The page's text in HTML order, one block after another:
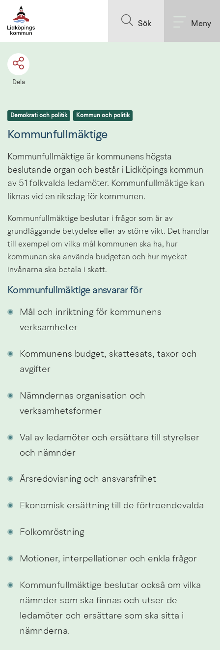
Sök Meny
Dela
Demokrati och politik Kommun och politik
Kommunfullmäktige
Kommunfullmäktige är kommunens högsta
beslutande organ och består i Lidköpings kommun
av 51 folkvalda ledamöter. Kommunfullmäktige kan
liknas vid en riksdag för kommunen.
Kommunfullmäktige beslutar i frågor som är av
grundläggande betydelse eller av större vikt. Det handlar
till exempel om vilka mål kommunen ska ha, hur
kommunen ska använda budgeten och hur mycket
invånarna ska betala i skatt.
Kommunfullmäktige ansvarar för
Mål och inriktning för kommunens
verksamheter
Kommunens budget, skattesats, taxor och
avgifter
Nämndernas organisation och
verksamhetsformer
Val av ledamöter och ersättare till styrelser
och nämnder
Årsredovisning och ansvarsfrihet
Ekonomisk ersättning till de förtroendevalda
Folkomröstning
Motioner, interpellationer och enkla frågor
Kommunfullmäktige beslutar också om vilka
nämnder som ska finnas och utser de
ledamöter och ersättare som ska sitta i
nämnderna.